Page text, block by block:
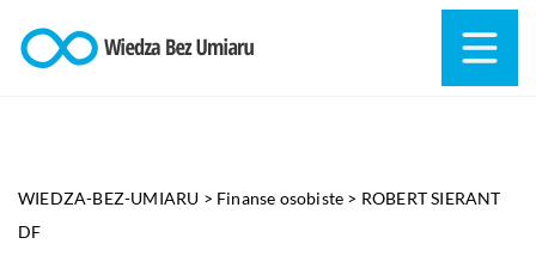
WIEDZA-BEZ-UMIARU > Finanse osobiste > ROBERT SIERANT
DF